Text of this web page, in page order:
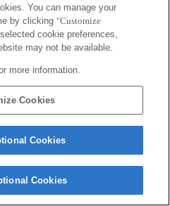
You can manage your
by clicking "Customize
cookie preferences,
may not be available.
more information.
Cookies
Cookies
Cookies